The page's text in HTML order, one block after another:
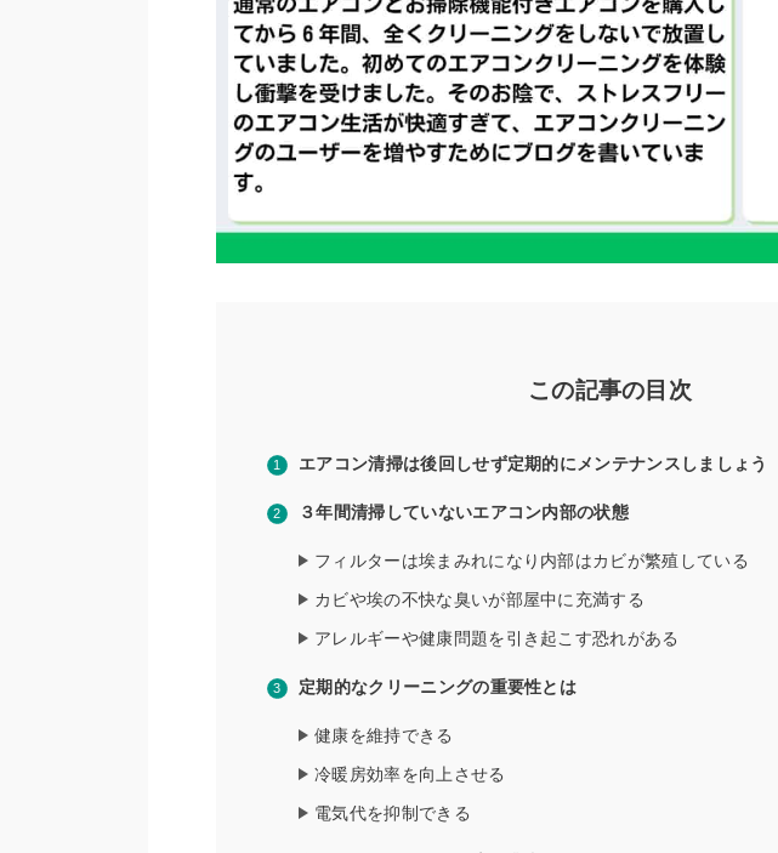
この記事の目次
エアコン清掃は後回しせず定期的にメンテナンスしましょう
３年間清掃していないエアコン内部の状態
フィルターは埃まみれになり内部はカビが繁殖している
カビや埃の不快な臭いが部屋中に充満する
アレルギーや健康問題を引き起こす恐れがある
定期的なクリーニングの重要性とは
健康を維持できる
冷暖房効率を向上させる
電気代を抑制できる